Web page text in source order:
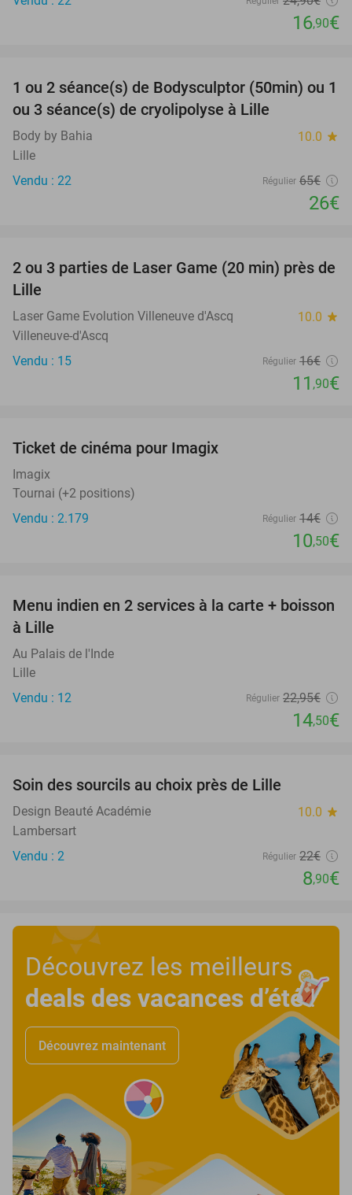
16,90€
60%
1 ou 2 séance(s) de Bodysculptor (50min) ou 1
ou 3 séance(s) de cryolipolyse à Lille
Body by Bahia 10.0 star
Lille
Vendu : 22
Régulier 65€
26€
26%
2 ou 3 parties de Laser Game (20 min) près de
Lille
Laser Game Evolution Villeneuve d'Ascq 10.0 star
Villeneuve-d'Ascq
Vendu : 15
Régulier 16€
11 ,90€
Ticket de cinéma pour Imagix
Imagix
Tournai (+2 positions)
Vendu : 2.179
Régulier 14€
10,50€
37%
Menu indien en 2 services à la carte + boisson
à Lille
Au Palais de l'Inde
Lille
Vendu : 12
Régulier 22,95€
14,50€
Soin des sourcils au choix près de Lille
Design Beauté Académie 10.0 star
Lambersart
Vendu : 2
Régulier 22€
8,90€
Découvrez les meilleurs
deals des vacances d’été!
Découvrez maintenant